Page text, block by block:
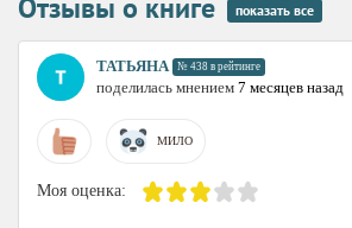
Отзывы о книге показать все
ТАТЬЯНА № 438 в рейтинге
поделилась мнением 7 месяцев назад
МИЛО
Моя оценка: